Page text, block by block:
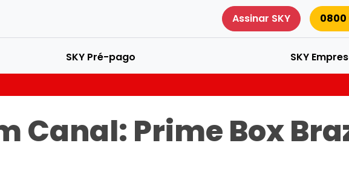
Assinar SKY 0800
SKY Pré-pago SKY
Canal: Prime Box